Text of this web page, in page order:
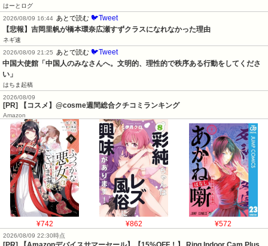
はーとログ
2026/08/09 16:44 あとで読む 🐦Tweet
【悲報】吉岡里帆が橋本環奈広瀬すずクラスになれなかった理由
ネギ速
2026/08/09 21:25
あとで読む 🐦Tweet
中国大使館「中国人のみなさんへ。文明的、理性的で秩序ある行動をしてくださ
い」
はちま起稿
2026/08/09
[PR] 【コスメ】@cosme週間総合クチコミランキング
Amazon
¥742 ¥862 ¥572
2026/08/09 22:30時点